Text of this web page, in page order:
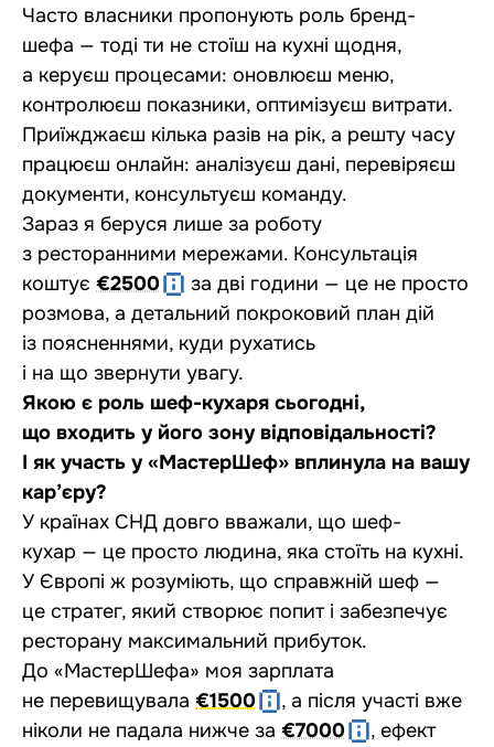
Часто власники пропонують роль бренд-
шефа — тоді ти не стоїш на кухні щодня,
а керуєш процесами: оновлюєш меню,
контролюєш показники, оптимізуєш витрати.
Приїжджаєш кілька разів на рік, а решту часу
працюєш онлайн: аналізуєш дані, перевіряєш
документи, консультуєш команду.
Зараз я беруся лише за роботу
з ресторанними мережами. Консультація
коштує €2500
за дві години — це не просто
розмова, а детальний покроковий план дій
із поясненнями, куди рухатись
і на що звернути увагу.
Якою є роль шеф-кухаря сьогодні,
що входить у його зону відповідальності?
І як участь у «МастерШеф» вплинула на вашу
кар’єру?
У країнах СНД довго вважали, що шеф-
кухар — це просто людина, яка стоїть на кухні.
У Європі ж розуміють, що справжній шеф —
це стратег, який створює попит і забезпечує
ресторану максимальний прибуток.
До «МастерШефа» моя зарплата
не перевищувала €1500
, а після участі вже
ніколи не падала нижче за €7000
, ефект